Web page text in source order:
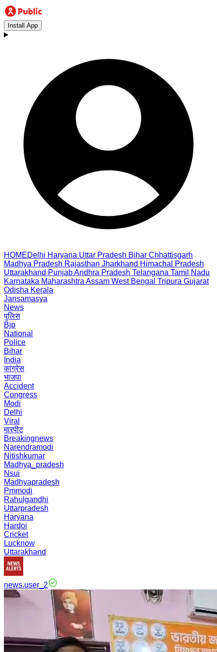
Install App
HOMEDelhi Haryana Uttar Pradesh Bihar Chhattisgarh
Madhya Pradesh Rajasthan Jharkhand Himachal Pradesh
Uttarakhand PunjabAndhra Pradesh Telangana Tamil Nadu
Karnataka Maharashtra Assam West Bengal Tripura Gujarat
Odisha Kerala
Jansamasya
News
पुलिस
Bjp
National
Police
Bihar
India
कांग्रेस
भाजपा
Accident
Congress
Modi
Delhi
Viral
मारपीट
Breakingnews
Narendramodi
Nitishkumar
Madhya_pradesh
Nsui
Madhyapradesh
Pmmodi
Rahulgandhi
Uttarpradesh
Haryana
Hardoi
Cricket
Lucknow
Uttarakhand
news.user_2